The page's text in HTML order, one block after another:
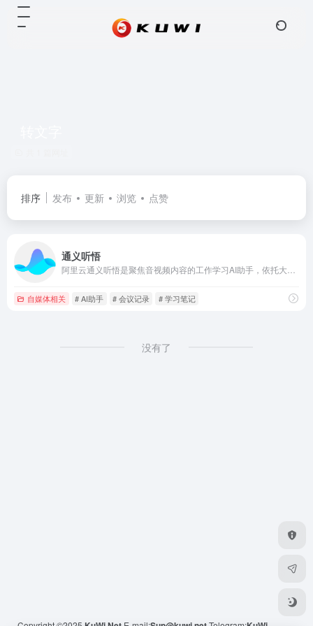
排序 发布 更新 浏览 点赞
通义听悟
自媒体相关 # AI助手 # 会议记录 # 学习笔记
没有了